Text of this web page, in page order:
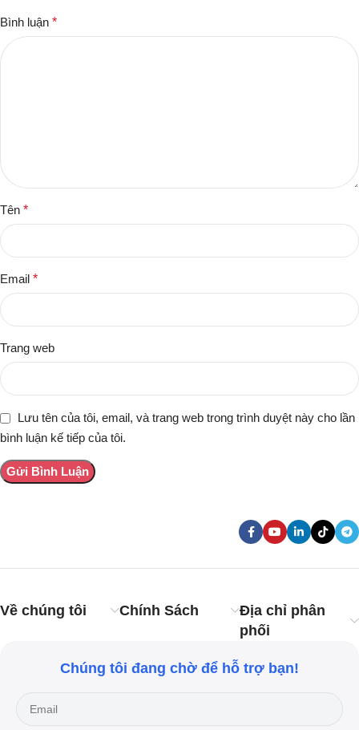
Bình luận *
Tên *
Email *
Trang web
Lưu tên của tôi, email, và trang web trong trình duyệt này cho lần
bình luận kế tiếp của tôi.
Về chúng tôi Chính Sách
Địa chỉ phân
phối
Chúng tôi đang chờ để hỗ trợ bạn!